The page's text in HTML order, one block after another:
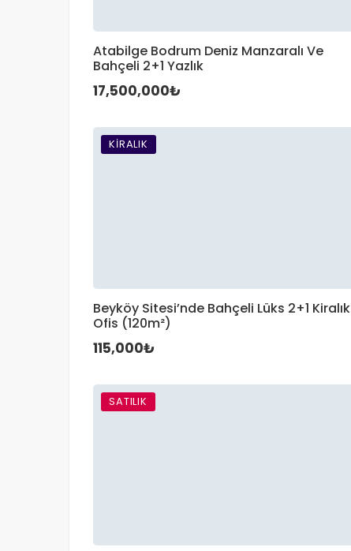
Atabilge Bodrum Deniz Manzaralı Ve
Bahçeli 2+1 Yazlık
17,500,000₺
KIRALIK
Beyköy Sitesi’nde Bahçeli Lüks 2+1 Kiralık
Ofis (120m²)
115,000₺
SATILIK